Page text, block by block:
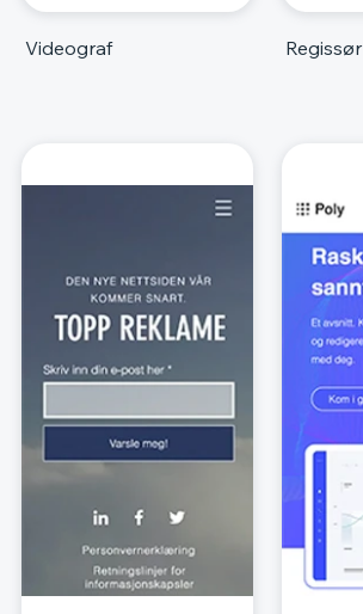
Videograf Regissør